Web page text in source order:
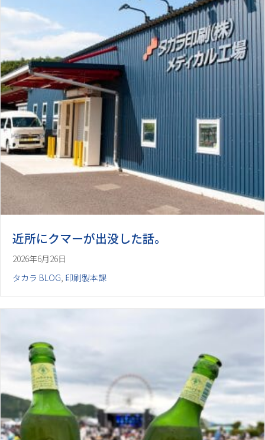
近所にクマーが出没した話。
2026年6月26日
タカラ BLOG, 印刷製本課